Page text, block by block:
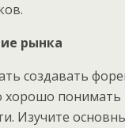
рынка
создавать
хорошо понимать
Изучите